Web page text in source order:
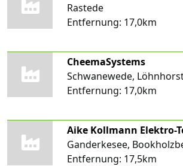
Rastede
Entfernung: 17,0km
CheemaSystems
Schwanewede,
Entfernung: 17,0km
Ganderkesee,
Entfernung: 17,5km